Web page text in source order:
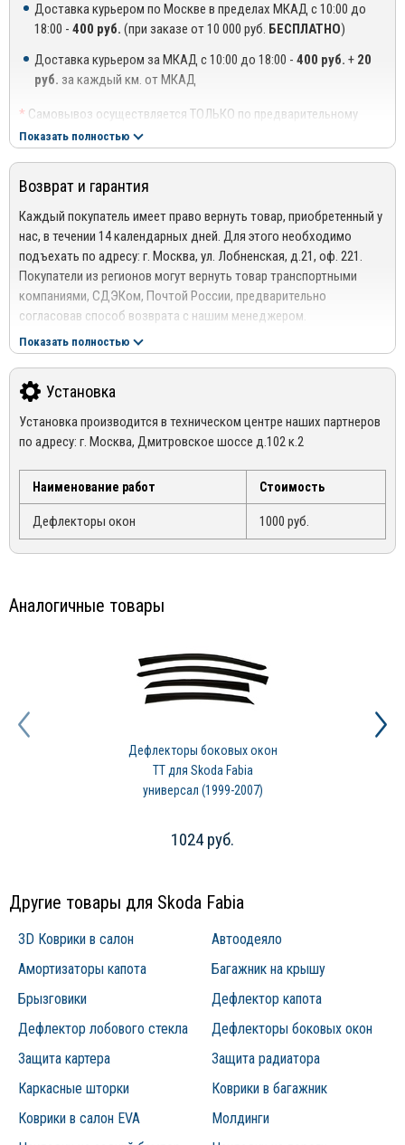
Доставка курьером по Москве в пределах МКАД с 10:00 до
18:00 - 400 руб. (при заказе от 10 000 руб. БЕСПЛАТНО)
Доставка курьером за МКАД с 10:00 до 18:00 - 400 руб. + 20
руб. за каждый км. от МКАД
* Самовывоз осуществляется ТОЛЬКО по предварительному
согласованию с менеджером!
проходная ТЦ или БЦ).
***Доставка до квартиры/офиса платная: + 100 руб. за заказ
весом до 10 кг., +200 руб. за заказ весом свыше 10 кг.
РЕГИОНАЛЬНАЯ ДОСТАВКА ПО РОССИИ, БЕЛАРУСИИ И
КАЗАХСТАНУ
Стоимость доставки от 1000 руб. рассчитывается
менеджером!
Отправка дефлекторов капота производится по 100% оплате
заказ, либо связаться с нашим менеджером по телефонам +7
(495) 162-90-92, +7 (800) 250-01-76, либо по email:
sales@mirdopov.ru
Показать полностью
Возврат и гарантия
Каждый покупатель имеет право вернуть товар, приобретенный у
нас, в течении 14 календарных дней. Для этого необходимо
подъехать по адресу: г. Москва, ул. Лобненская, д.21, оф. 221.
Покупатели из регионов могут вернуть товар транспортными
компаниями, СДЭКом, Почтой России, предварительно
согласовав способ возврата с нашим менеджером.
Подробнее сморите в разделе
На весь ассортимент представленный в интернет-магазине
Mirdopov, распространяются гарантия производителей.
*Гарантия не распространяется на товары с дефектами,
возникшими по вине покупателя, в следствии не правильной
Показать полностью
Установка
Установка производится в техническом центре наших партнеров
по адресу: г. Москва, Дмитровское шоссе д.102 к.2
Наименование работ Стоимость
Дефлекторы окон 1000 руб.
Аналогичные товары
Дефлекторы боковых окон
TT для Skoda Fabia
универсал (1999-2007)
1024 руб.
Другие товары для Skoda Fabia
3D Коврики в салон
Автоодеяло
Амортизаторы капота
Багажник на крышу
Брызговики
Дефлектор капота
Дефлектор лобового стекла
Дефлекторы боковых окон
Защита картера
Защита радиатора
Каркасные шторки
Коврики в багажник
Коврики в салон EVA
Молдинги